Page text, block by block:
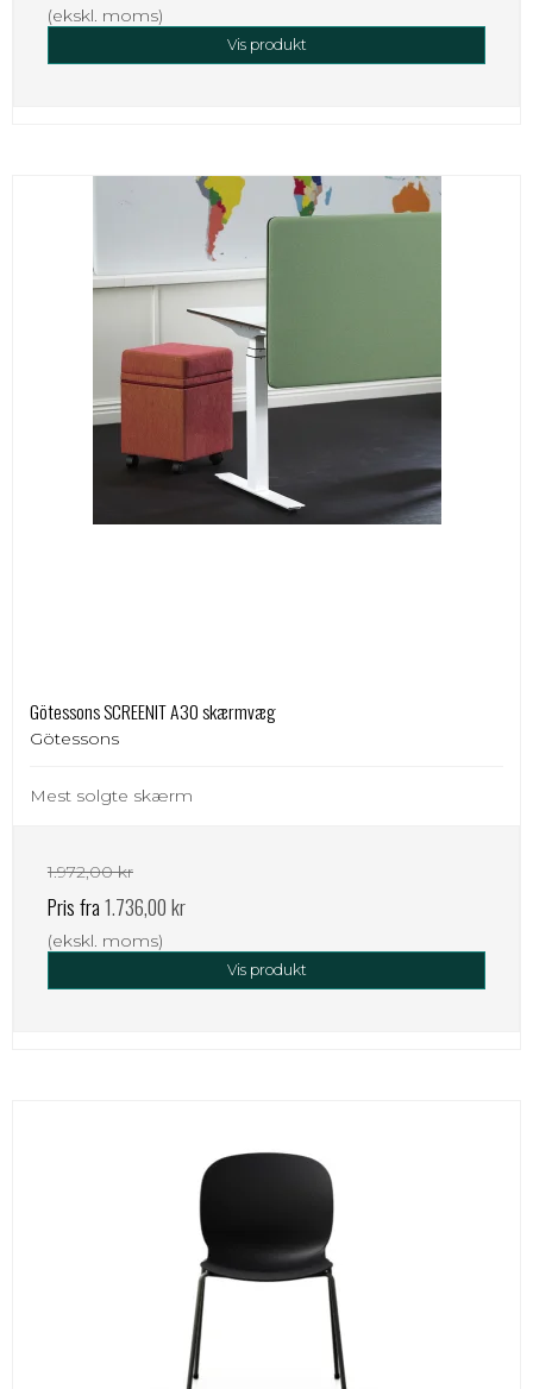
(ekskl. moms)
Vis produkt
Götessons SCREENIT A30 skærmvæg
Götessons
Mest solgte skærm
1.972,00 kr
Pris fra1.736,00 kr
(ekskl. moms)
Vis produkt